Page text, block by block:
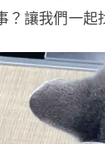
？讓我們一起